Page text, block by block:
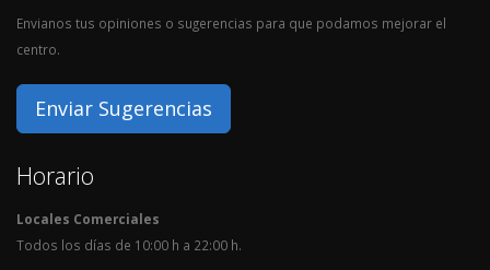
Envianos tus opiniones o sugerencias para que podamos mejorar el
centro.
Enviar Sugerencias
Horario
Locales Comerciales
Todos los días de 10:00 h a 22:00 h.